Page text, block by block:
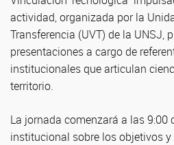
actividad, organizada por la
Transferencia (UVT) de la UNSJ,
presentaciones a cargo de
institucionales que articulan
territorio.
La jornada comenzará a las 9:00
institucional sobre los objetivos